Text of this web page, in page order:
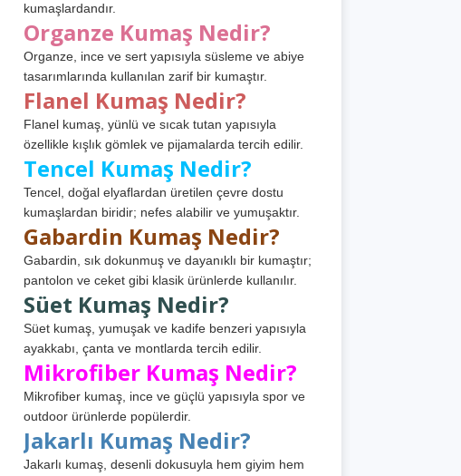
kumaşlardandır.
Organze Kumaş Nedir?
Organze, ince ve sert yapısıyla süsleme ve abiye
tasarımlarında kullanılan zarif bir kumaştır.
Flanel Kumaş Nedir?
Flanel kumaş, yünlü ve sıcak tutan yapısıyla
özellikle kışlık gömlek ve pijamalarda tercih edilir.
Tencel Kumaş Nedir?
Tencel, doğal elyaflardan üretilen çevre dostu
kumaşlardan biridir; nefes alabilir ve yumuşaktır.
Gabardin Kumaş Nedir?
Gabardin, sık dokunmuş ve dayanıklı bir kumaştır;
pantolon ve ceket gibi klasik ürünlerde kullanılır.
Süet Kumaş Nedir?
Süet kumaş, yumuşak ve kadife benzeri yapısıyla
ayakkabı, çanta ve montlarda tercih edilir.
Mikrofiber Kumaş Nedir?
Mikrofiber kumaş, ince ve güçlü yapısıyla spor ve
outdoor ürünlerde popülerdir.
Jakarlı Kumaş Nedir?
Jakarlı kumaş, desenli dokusuyla hem giyim hem